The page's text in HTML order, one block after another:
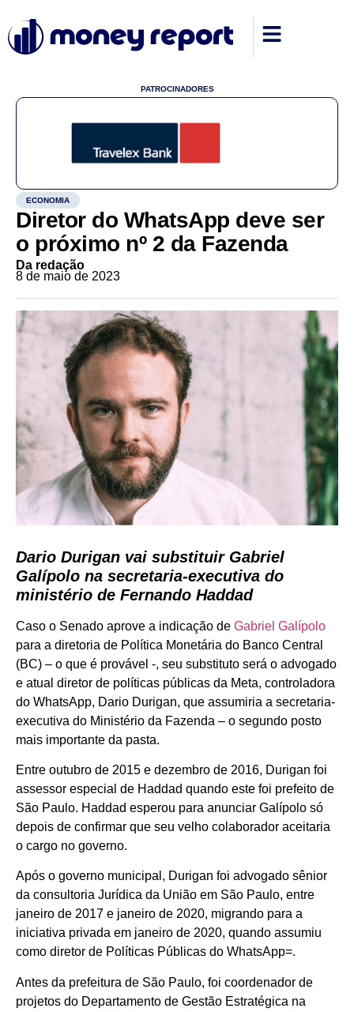
PATROCINADORES
ECONOMIA
Diretor do WhatsApp deve ser
o próximo nº 2 da Fazenda
Da redação
8 de maio de 2023
Dario Durigan vai substituir Gabriel
Galípolo na secretaria-executiva do
ministério de Fernando Haddad
Caso o Senado aprove a indicação de Gabriel Galípolo
para a diretoria de Política Monetária do Banco Central
(BC) – o que é provável -, seu substituto será o advogado
e atual diretor de políticas públicas da Meta, controladora
do WhatsApp, Dario Durigan, que assumiria a secretaria-
executiva do Ministério da Fazenda – o segundo posto
mais importante da pasta.
Entre outubro de 2015 e dezembro de 2016, Durigan foi
assessor especial de Haddad quando este foi prefeito de
São Paulo. Haddad esperou para anunciar Galípolo só
depois de confirmar que seu velho colaborador aceitaria
o cargo no governo.
Após o governo municipal, Durigan foi advogado sênior
da consultoria Jurídica da União em São Paulo, entre
janeiro de 2017 e janeiro de 2020, migrando para a
iniciativa privada em janeiro de 2020, quando assumiu
como diretor de Políticas Públicas do WhatsApp=.
Antes da prefeitura de São Paulo, foi coordenador de
projetos do Departamento de Gestão Estratégica na